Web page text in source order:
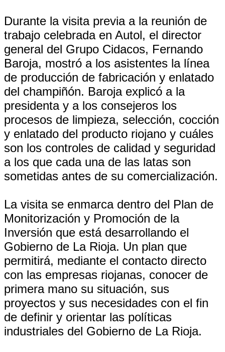
Durante la visita previa a la reunión de
trabajo celebrada en Autol, el director
general del Grupo Cidacos, Fernando
Baroja, mostró a los asistentes la línea
de producción de fabricación y enlatado
del champiñón. Baroja explicó a la
presidenta y a los consejeros los
procesos de limpieza, selección, cocción
y enlatado del producto riojano y cuáles
son los controles de calidad y seguridad
a los que cada una de las latas son
sometidas antes de su comercialización.
La visita se enmarca dentro del Plan de
Monitorización y Promoción de la
Inversión que está desarrollando el
Gobierno de La Rioja. Un plan que
permitirá, mediante el contacto directo
con las empresas riojanas, conocer de
primera mano su situación, sus
proyectos y sus necesidades con el fin
de definir y orientar las políticas
industriales del Gobierno de La Rioja.